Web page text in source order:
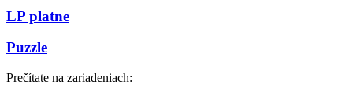
LP platne
Puzzle
Prečítate na zariadeniach: